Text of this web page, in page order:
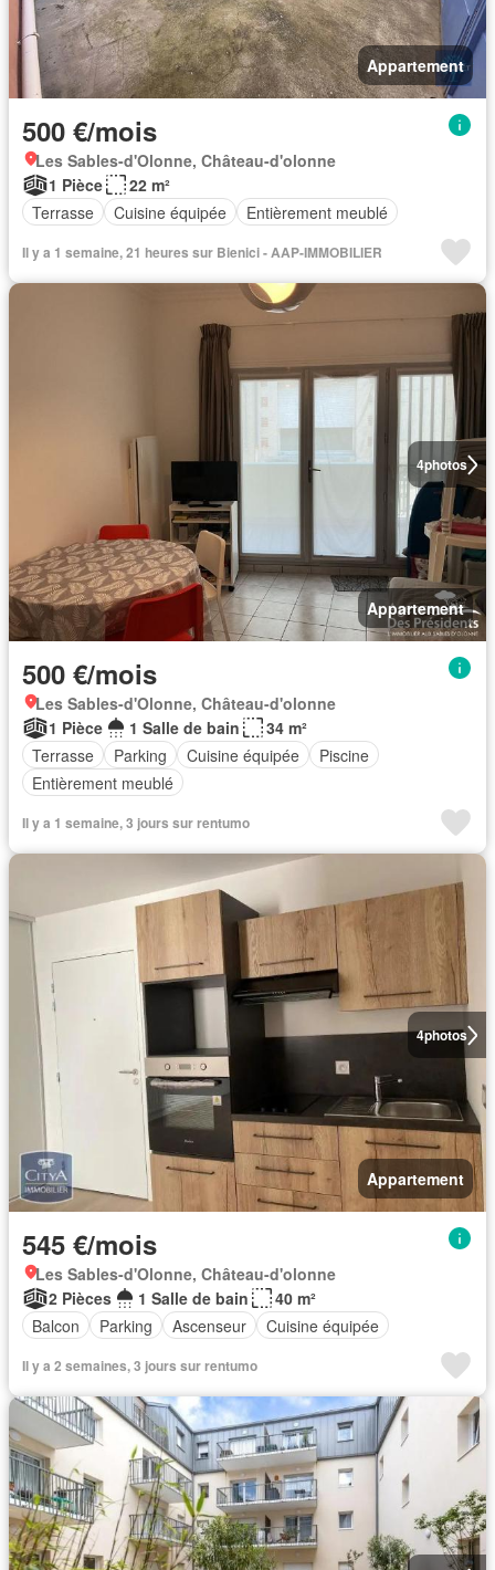
Appartement
500 €/mois
Les Sables-d'Olonne, Château-d'olonne
1 Pièce
22 m²
Terrasse
Cuisine équipée Entièrement meublé
Il y a 1 semaine, 21 heures sur Bienici - AAP-IMMOBILIER
4photos
Appartement
500 €/mois
Les Sables-d'Olonne, Château-d'olonne
1 Pièce
1 Salle de bain
34 m²
Terrasse
Parking Cuisine équipée
Piscine
Entièrement meublé
Il y a 1 semaine, 3 jours sur rentumo
4photos
Appartement
545 €/mois
Les Sables-d'Olonne, Château-d'olonne
2 Pièces
1 Salle de bain
40 m²
Balcon
Parking Ascenseur Cuisine équipée
Il y a 2 semaines, 3 jours sur rentumo